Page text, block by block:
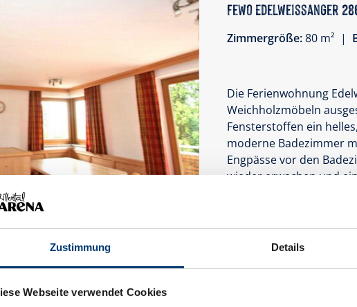
Zustimmung Details
Webseite verwendet Cookies
Fewo Edelweissanger
Zimmergröße:80 m² |
Die Ferienwohnung
Weichholzmöbeln
Fensterstoffen ein
moderne Badezimmer
Engpässe vor den
wieder erwachen und
bietet mehr als genug
Ausstattung
Verfügbarkeitskalender